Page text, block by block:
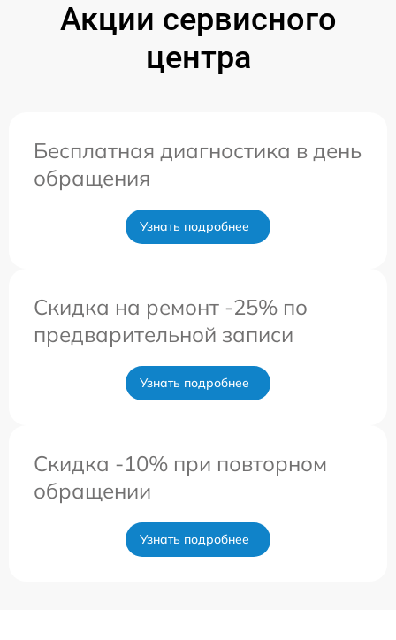
Акции сервисного
центра
Бесплатная диагностика в день
обращения
Узнать подробнее
Скидка на ремонт -25% по
предварительной записи
Узнать подробнее
Скидка -10% при повторном
обращении
Узнать подробнее